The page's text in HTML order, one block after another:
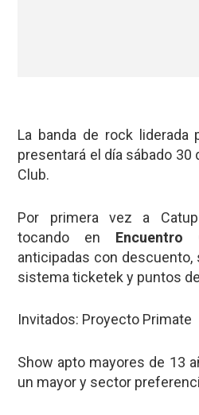
La banda de rock liderada
presentará el día sábado 30
Club.
Por primera vez a
tocando en Encuentro
anticipadas con descuento,
sistema ticketek y puntos
Invitados: Proyecto Primate
Show apto mayores de 13
un mayor y sector